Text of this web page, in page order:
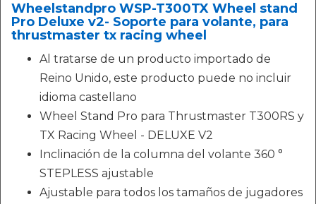
Wheelstandpro WSP-T300TX Wheel stand
Pro Deluxe v2- Soporte para volante, para
thrustmaster tx racing wheel
Al tratarse de un producto importado de
Reino Unido, este producto puede no incluir
idioma castellano
Wheel Stand Pro para Thrustmaster T300RS y
TX Racing Wheel - DELUXE V2
Inclinación de la columna del volante 360 ​​°
STEPLESS ajustable
Ajustable para todos los tamaños de jugadores